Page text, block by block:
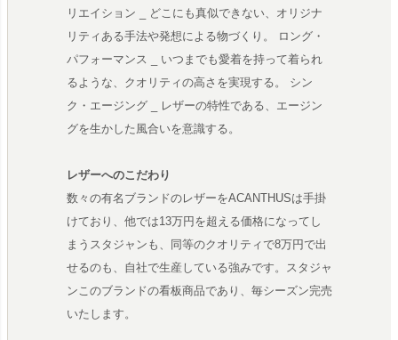
リエイション _ どこにも真似できない、オリジナ
リティある手法や発想による物づくり。 ロング・
パフォーマンス _ いつまでも愛着を持って着られ
るような、クオリティの高さを実現する。 シン
ク・エージング _ レザーの特性である、エージン
グを生かした風合いを意識する。
レザーへのこだわり
数々の有名ブランドのレザーをACANTHUSは手掛
けており、他では13万円を超える価格になってし
まうスタジャンも、同等のクオリティで8万円で出
せるのも、自社で生産している強みです。スタジャ
ンこのブランドの看板商品であり、毎シーズン完売
いたします。